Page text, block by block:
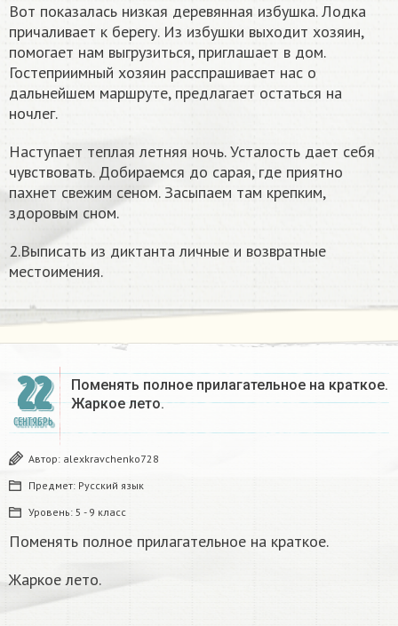
Вот показалась низкая деревянная избушка. Лодка
причаливает к берегу. Из избушки выходит хозяин,
помогает нам выгрузиться, приглашает в дом.
Гостеприимный хозяин расспрашивает нас о
дальнейшем маршруте, предлагает остаться на
ночлег.
Наступает теплая летняя ночь. Усталость дает себя
чувствовать. Добираемся до сарая, где приятно
пахнет свежим сеном. Засыпаем там крепким,
здоровым сном.
2.Выписать из диктанта личные и возвратные
местоимения.
22
СЕНТЯБРЬ
Поменять полное прилагательное на краткое.
Жаркое лето.
Автор: alexkravchenko728
Предмет: Русский язык
Уровень: 5 - 9 класс
Поменять полное прилагательное на краткое.
Жаркое лето.